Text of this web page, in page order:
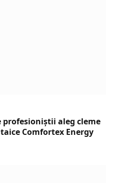
profesioniștii aleg cleme
Comfortex Energy